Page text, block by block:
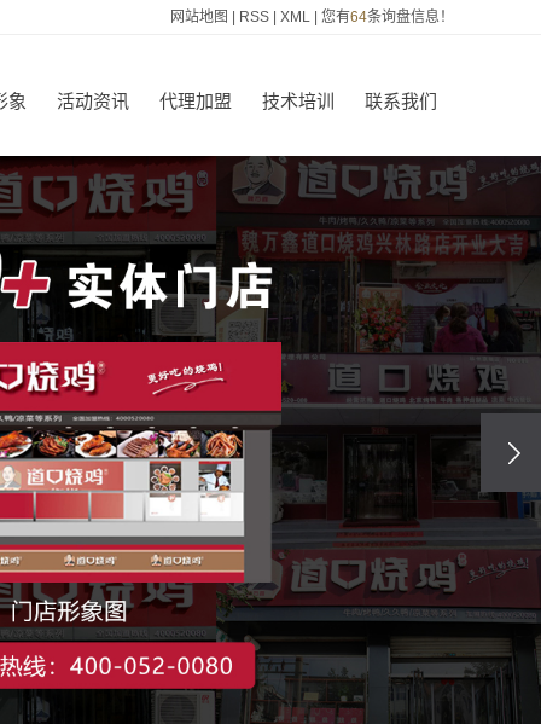
网站地图 RSS XML 您有64条询盘信息！
象 活动资讯 代理加盟 技术培训 联系我们